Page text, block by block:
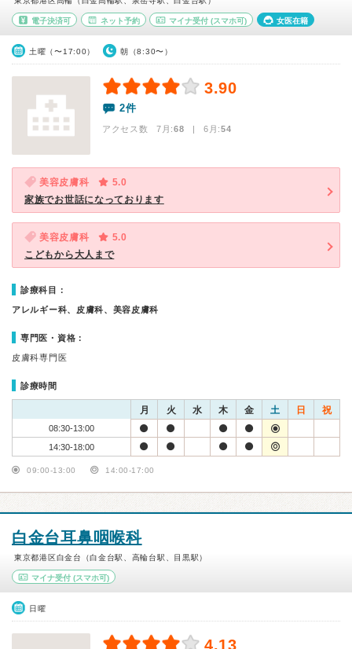
電子決済可 ネット予約 マイナ受付 (スマホ可) 女医在籍
土曜（〜17:00） 朝（8:30〜）
3.90
2件
アクセス数 7月:68 | 6月:54
美容皮膚科
5.0
家族でお世話になっております
美容皮膚科
5.0
こどもから大人まで
診療科目：
アレルギー科、皮膚科、美容皮膚科
専門医・資格：
皮膚科専門医
診療時間
月 火 水 木 金 土 日 祝
08:30-13:00
14:30-18:00
09:00-13:00 14:00-17:00
白金台耳鼻咽喉科
東京都港区白金台（白金台駅、高輪台駅、目黒駅）
マイナ受付 (スマホ可)
日曜
4.13